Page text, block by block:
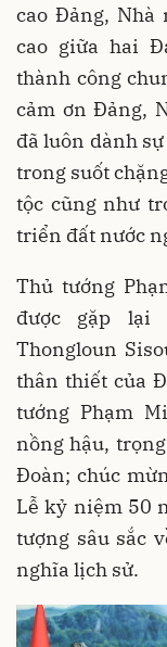
cao Đảng, Nhà
cao giữa hai
thành công
cảm ơn Đảng,
đã luôn dành
trong suốt
tộc cũng như
triển đất nước
Thủ tướng
được gặp lại
Thongloun
thân thiết của
tướng Phạm
nồng hậu,
Đoàn; chúc
Lễ kỷ niệm 50
tượng sâu sắc
nghĩa lịch sử.